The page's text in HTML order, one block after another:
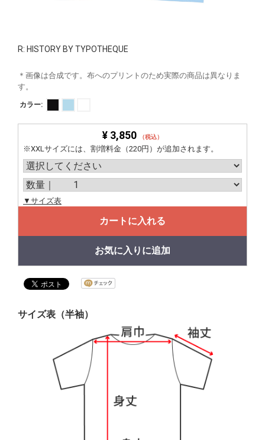
R: HISTORY BY TYPOTHEQUE
＊画像は合成です。布へのプリントのため実際の商品は異なりま
す。
カラー:
¥ 3,850 （税込）
※XXLサイズには、割増料金（220円）が追加されます。
▼サイズ表
カートに入れる
お気に入りに追加
サイズ表（半袖）